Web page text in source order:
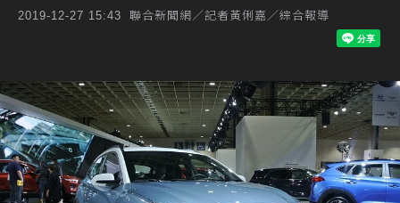
2019-12-27 15:43 聯合新聞網／記者黃俐嘉／綜合報導